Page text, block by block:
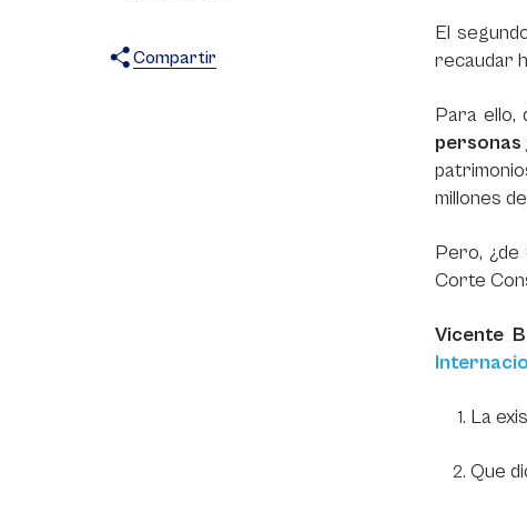
Compartir
El
recaudar
Para ello,
millones
Pero,
Corte
Vicente
La
Que